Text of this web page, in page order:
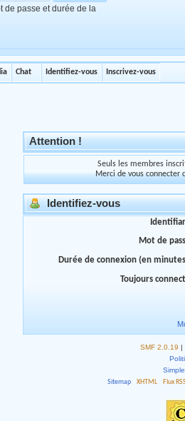
de passe et durée de la
Chat Identifiez-vous Inscrivez-vous
Attention !
Seuls les membres
Merci de vous connecter
Identifiez-vous
Mot de
Durée de connexion (en
Toujours
SMF 2.0.19 |
Sitemap
XHTML Flux